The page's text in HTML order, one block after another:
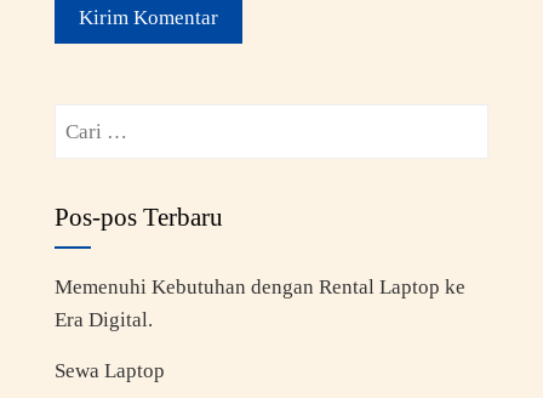
Pos-pos Terbaru
Memenuhi Kebutuhan dengan Rental Laptop ke
Era Digital.
Sewa Laptop